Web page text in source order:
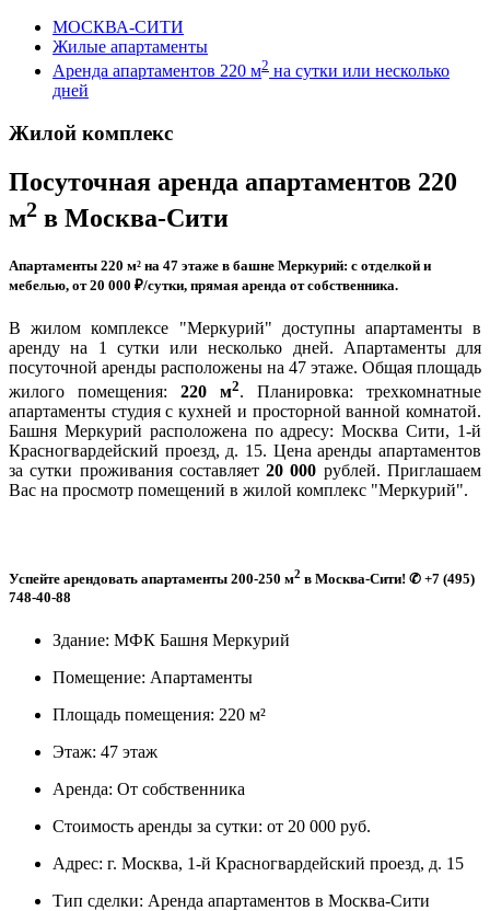
МОСКВА-СИТИ
Жилые апартаменты
Аренда апартаментов 220 м2 на сутки или несколько
дней
Жилой комплекс
Посуточная аренда апартаментов 220
м2 в Москва-Сити
Апартаменты 220 м² на 47 этаже в башне Меркурий: с отделкой и
мебелью, от 20 000 ₽/сутки, прямая аренда от собственника.
В жилом комплексе "Меркурий" доступны апартаменты в
аренду на 1 сутки или несколько дней. Апартаменты для
посуточной аренды расположены на 47 этаже. Общая площадь
жилого помещения: 220 м2. Планировка: трехкомнатные
апартаменты студия с кухней и просторной ванной комнатой.
Башня Меркурий расположена по адресу: Москва Сити, 1-й
Красногвардейский проезд, д. 15. Цена аренды апартаментов
за сутки проживания составляет20 000 рублей. Приглашаем
Вас на просмотр помещений в жилой комплекс "Меркурий".
Успейте арендовать апартаменты 200-250 м2 в Москва-Сити! ✆ +7 (495)
748-40-88
Здание: МФК Башня Меркурий
Помещение: Апартаменты
Площадь помещения: 220 м²
Этаж: 47 этаж
Аренда: От собственника
Стоимость аренды за сутки: от 20 000 руб.
Адрес: г. Москва, 1-й Красногвардейский проезд, д. 15
Тип сделки: Аренда апартаментов в Москва-Сити